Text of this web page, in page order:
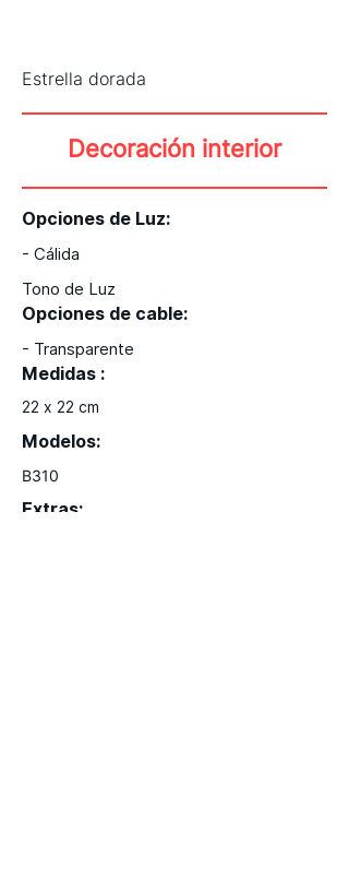
Estrella dorada
Decoración interior
Opciones de Luz:
- Cálida
Tono de Luz
Opciones de cable:
- Transparente
Medidas :
22 x 22 cm
Modelos:
B310
Extras: